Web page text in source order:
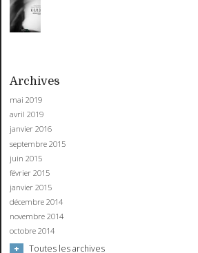
Archives
mai 2019
avril 2019
janvier 2016
septembre 2015
juin 2015
février 2015
janvier 2015
décembre 2014
novembre 2014
octobre 2014
Toutes les archives